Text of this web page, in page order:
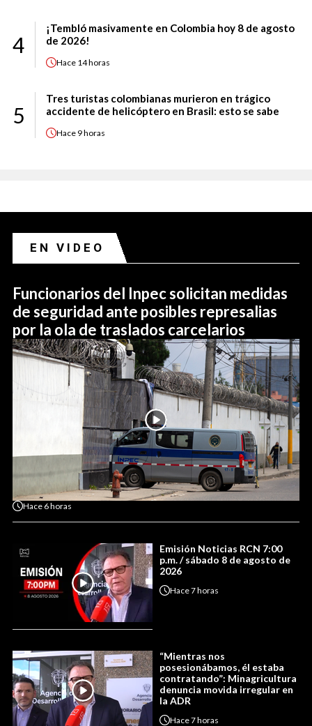
4
¡Tembló masivamente en Colombia hoy 8 de agosto
de 2026!
Hace 14 horas
5
Tres turistas colombianas murieron en trágico
accidente de helicóptero en Brasil: esto se sabe
Hace 9 horas
EN VIDEO
Funcionarios del Inpec solicitan medidas
de seguridad ante posibles represalias
por la ola de traslados carcelarios
Hace 6 horas
Emisión Noticias RCN 7:00
p.m. / sábado 8 de agosto de
2026
Hace7 horas
“Mientras nos
posesionábamos, él estaba
contratando”: Minagricultura
denuncia movida irregular en
la ADR
Hace7 horas